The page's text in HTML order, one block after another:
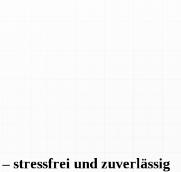
stressfrei und zuverlässig